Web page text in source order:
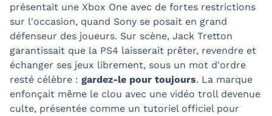
présentait une Xbox One avec de fortes restrictions
sur l'occasion, quand Sony se posait en grand
défenseur des joueurs. Sur scène, Jack Tretton
garantissait que la PS4 laisserait prêter, revendre et
échanger ses jeux librement, sous un mot d'ordre
resté célèbre : gardez-le pour toujours. La marque
enfonçait même le clou avec une vidéo troll devenue
culte, présentée comme un tutoriel officiel pour